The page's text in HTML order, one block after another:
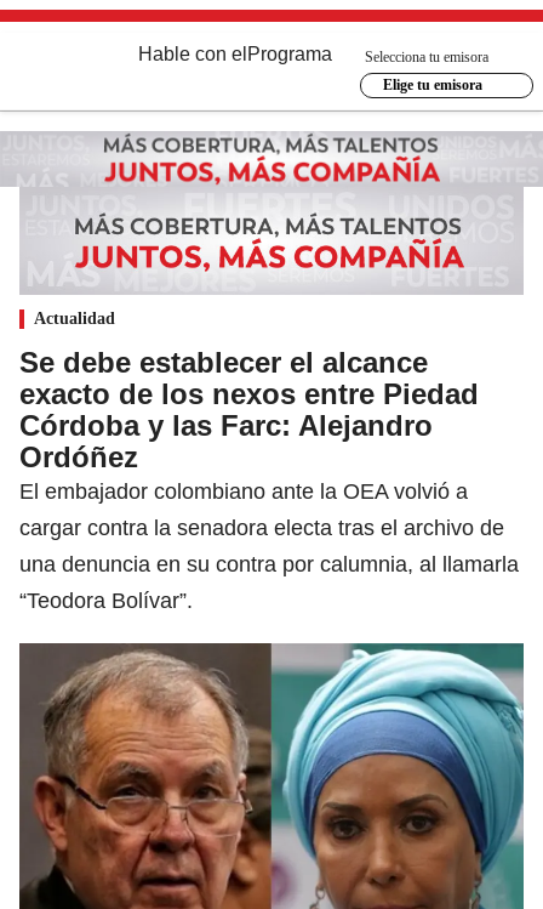
Hable con el Programa
Selecciona tu emisora
Elige tu emisora
Actualidad
Se debe establecer el alcance
exacto de los nexos entre Piedad
Córdoba y las Farc: Alejandro
Ordóñez
El embajador colombiano ante la OEA volvió a
cargar contra la senadora electa tras el archivo de
una denuncia en su contra por calumnia, al llamarla
“Teodora Bolívar”.